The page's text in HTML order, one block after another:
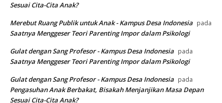
Sesuai Cita-Cita Anak?
Merebut Ruang Publik untuk Anak - Kampus Desa Indonesia pada
Saatnya Menggeser Teori Parenting Impor dalam Psikologi
Gulat dengan Sang Profesor - Kampus Desa Indonesia pada
Saatnya Menggeser Teori Parenting Impor dalam Psikologi
Gulat dengan Sang Profesor - Kampus Desa Indonesia pada
Pengasuhan Anak Berbakat, Bisakah Menjanjikan Masa Depan
Sesuai Cita-Cita Anak?